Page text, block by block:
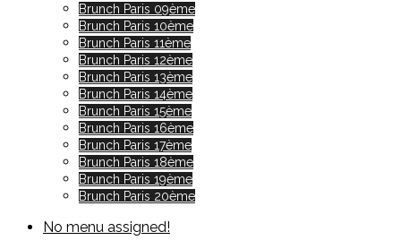
Brunch Paris 09ème
Brunch Paris 10ème
Brunch Paris 11ème
Brunch Paris 12ème
Brunch Paris 13ème
Brunch Paris 14ème
Brunch Paris 15ème
Brunch Paris 16ème
Brunch Paris 17ème
Brunch Paris 18ème
Brunch Paris 19ème
Brunch Paris 20ème
No menu assigned!